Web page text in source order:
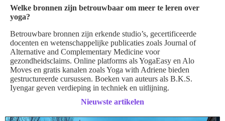
Welke bronnen zijn betrouwbaar om meer te leren over
yoga?
Betrouwbare bronnen zijn erkende studio’s, gecertificeerde
docenten en wetenschappelijke publicaties zoals Journal of
Alternative and Complementary Medicine voor
gezondheidsclaims. Online platforms als YogaEasy en Alo
Moves en gratis kanalen zoals Yoga with Adriene bieden
gestructureerde cursussen. Boeken van auteurs als B.K.S.
Iyengar geven verdieping in techniek en uitlijning.
Nieuwste artikelen